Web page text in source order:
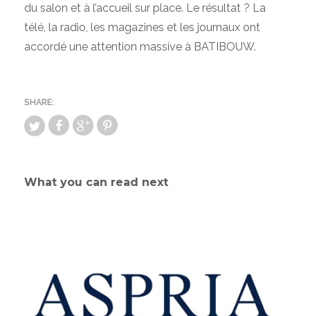
du salon et à l’accueil sur place. Le résultat ? La
télé, la radio, les magazines et les journaux ont
accordé une attention massive à BATIBOUW.
What you can read next